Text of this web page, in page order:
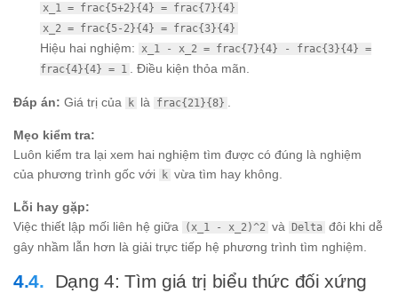
x_1 = frac{5+2}{4} = frac{7}{4}
x_2 = frac{5-2}{4} = frac{3}{4}
Hiệu hai nghiệm:
x_1 - x_2 = frac{7}{4} - frac{3}{4} =
frac{4}{4} = 1
. Điều kiện thỏa mãn.
Đáp án: Giá trị của k là frac{21}{8}
Mẹo kiểm tra:
Luôn kiểm tra lại xem hai nghiệm tìm được có đúng là nghiệm
của phương trình gốc với
k vừa tìm hay không.
Lỗi hay gặp:
Việc thiết lập mối liên hệ giữa
(x_1 - x_2)^2 và Delta đôi khi dễ
gây nhầm lẫn hơn là giải trực tiếp hệ phương trình tìm nghiệm.
Dạng 4: Tìm giá trị biểu thức đối xứng